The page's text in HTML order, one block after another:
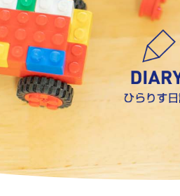
遠
足
①
|
学
法